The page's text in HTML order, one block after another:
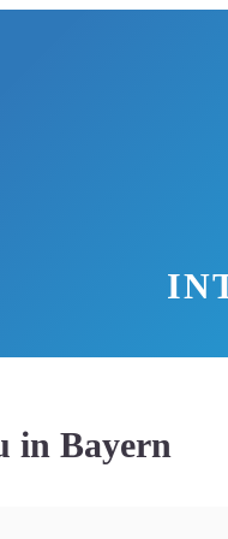
in Bayern
liegt die Gemeinde